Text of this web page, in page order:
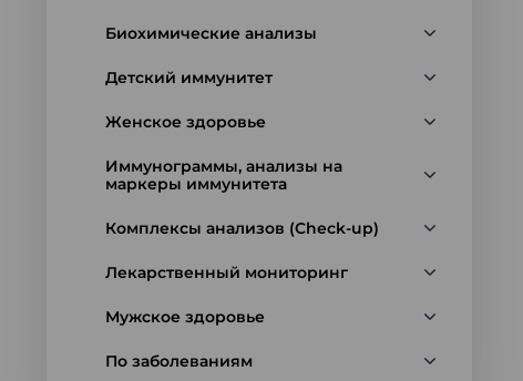
Биохимические анализы
Детский иммунитет
Женское здоровье
Иммунограммы, анализы на
маркеры иммунитета
Комплексы анализов (Check-up)
Лекарственный мониторинг
Мужское здоровье
По заболеваниям